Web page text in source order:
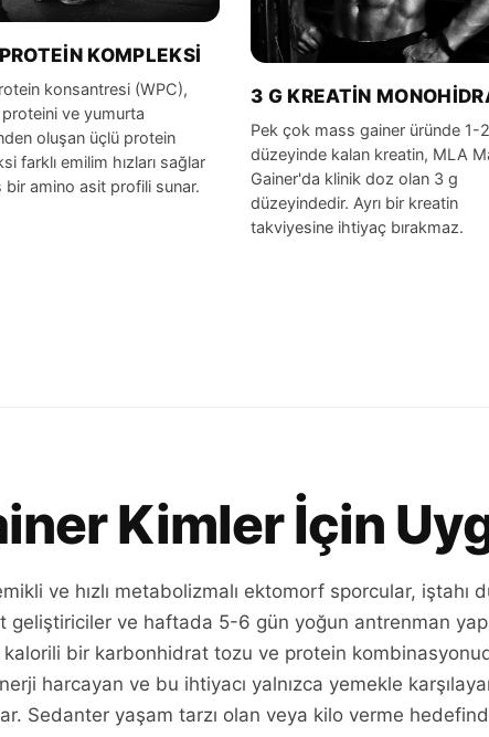
KOMPLEKSI
konsantresi (WPC),
ve yumurta
oluşan üçlü protein
farklı emilim hızları sağlar
bir amino asit profili sunar.
3 G KREATIN
Pek çok mass gainer üründe 1-
düzeyinde kalan kreatin, MLA
Gainer'da klinik doz olan 3 g
düzeyindedir. Ayrı bir kreatin
takviyesine ihtiyaç bırakmaz.
Kimler İçin
ve hızlı metabolizmalı ektomorf sporcular, iştahı
geliştiriciler ve haftada 5-6 gün yoğun antrenman
kalorili bir karbonhidrat tozu ve protein
harcayan ve bu ihtiyacı yalnızca yemekle
Sedanter yaşam tarzı olan veya kilo verme